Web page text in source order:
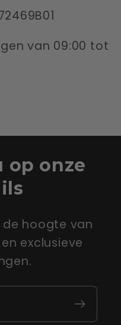
van 09:00 tot
op onze
hoogte van
exclusieve